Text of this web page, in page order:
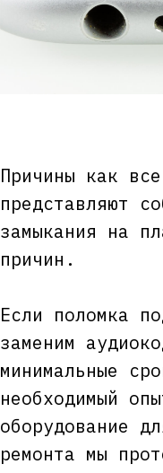
Причины как
представляют
замыкания на
причин.
Если поломка
заменим
минимальные
необходимый
оборудование
ремонта мы